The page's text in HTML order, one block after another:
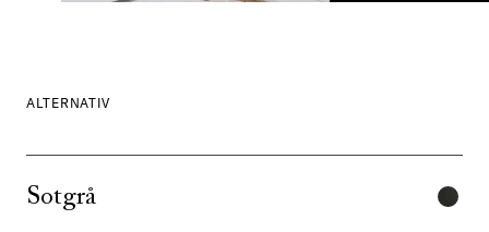
ALTERNATIV
Sotgrå